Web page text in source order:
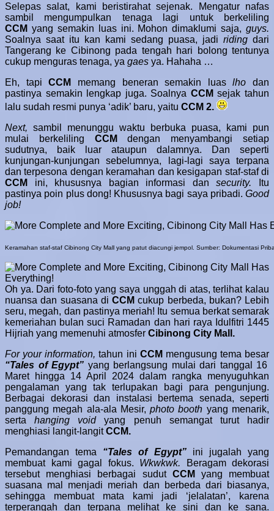
Selepas salat, kami beristirahat sejenak. Mengatur nafas
sambil mengumpulkan tenaga lagi untuk berkeliling
CCM yang semakin luas ini. Mohon dimaklumi saja, guys.
Soalnya saat itu kan kami sedang puasa, jadi riding dari
Tangerang ke Cibinong pada tengah hari bolong tentunya
cukup menguras tenaga, ya gaes ya. Hahaha …
Eh, tapiCCM memang beneran semakin luaslho dan
pastinya semakin lengkap juga. Soalnya CCM sejak tahun
lalu sudah resmi punya ‘adik’ baru, yaitu CCM 2.
Next, sambil menunggu waktu berbuka puasa, kami pun
mulai berkeliling CCM dengan menyambangi setiap
sudutnya, baik luar ataupun dalamnya. Dan seperti
kunjungan-kunjungan sebelumnya, lagi-lagi saya terpana
dan terpesona dengan keramahan dan kesigapan staf-staf di
CCM
ini, khususnya bagian informasi dansecurity. Itu
pastinya poin plus dong! Khususnya bagi saya pribadi. Good
job!
Keramahan staf-staf Cibinong City Mall yang patut diacungi jempol. Sumber: Dokumentasi
Oh ya. Dari foto-foto yang saya unggah di atas, terlihat kalau
nuansa dan suasana di CCMcukup berbeda, bukan? Lebih
seru, megah, dan pastinya meriah! Itu semua berkat semarak
kemeriahan bulan suci Ramadan dan hari raya Idulfitri 1445
Hijriah yang memenuhi atmosfer Cibinong City Mall.
For your information,tahun ini CCM mengusung tema besar
“Tales of Egypt” yang berlangsung mulai dari tanggal 16
Maret hingga 14 April 2024 dalam rangka menyuguhkan
pengalaman yang tak terlupakan bagi para pengunjung.
Berbagai dekorasi dan instalasi bertema senada, seperti
panggung megah ala-ala Mesir,photo booth yang menarik,
sertahanging voidyang penuh semangat turut hadir
menghiasi langit-langitCCM.
Pemandangan tema “Tales of Egypt”
ini jugalah yang
membuat kami gagal fokus. Wkwkwk. Beragam dekorasi
tersebut menghiasi berbagai sudut CCM yang membuat
suasana mal menjadi meriah dan berbeda dari biasanya,
sehingga membuat mata kami jadi ‘jelalatan’, karena
terperangah dan terpana melihat ke sini dan ke sana.